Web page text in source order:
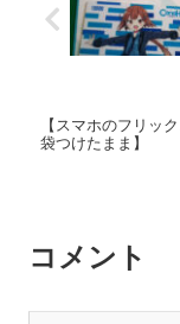
【スマホのフリッ
袋つけたまま】
コメント